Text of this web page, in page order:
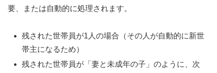
要、または自動的に処理されます。
残された世帯員が1人の場合（その人が自動的に新世
帯主になるため）
残された世帯員が「妻と未成年の子」のように、次